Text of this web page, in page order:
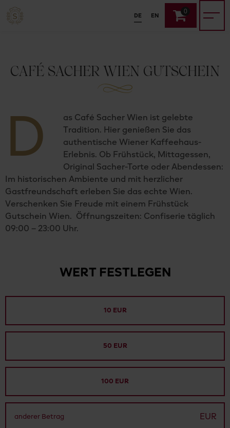
DE EN
0
CAFÉ SACHER WIEN GUTSCHEIN
D
as Café Sacher Wien ist gelebte
Tradition. Hier genießen Sie das
authentische Wiener Kaffeehaus-
Erlebnis. Ob Frühstück, Mittagessen,
Original Sacher-Torte oder Abendessen:
Im historischen Ambiente und mit herzlicher
Gastfreundschaft erleben Sie das echte Wien.
Verschenken Sie Freude mit einem Frühstück
Gutschein Wien. Öffnungszeiten: Confiserie täglich
09:00 – 23:00 Uhr.
WERT FESTLEGEN
10 EUR
50 EUR
100 EUR
EUR